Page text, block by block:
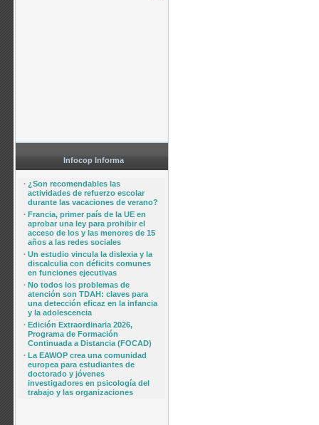
Infocop Informa
· ¿Son recomendables las
actividades de refuerzo escolar
durante las vacaciones de verano?
· Francia, primer país de la UE en
aprobar una ley para prohibir el
acceso de los y las menores de 15
años a las redes sociales
· Un estudio vincula la dislexia y la
discalculia con déficits comunes
en funciones ejecutivas
· No todos los problemas de
atención son TDAH: claves para
una detección eficaz en la infancia
y la adolescencia
· Edición Extraordinaria 2026,
Programa de Formación
Continuada a Distancia (FOCAD)
· La EAWOP crea una comunidad
europea para estudiantes de
doctorado y jóvenes
investigadores en psicología del
trabajo y las organizaciones